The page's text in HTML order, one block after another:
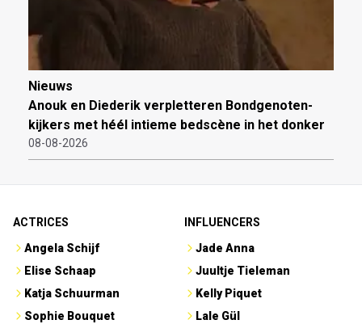
Nieuws
Anouk en Diederik verpletteren Bondgenoten-
kijkers met héél intieme bedscène in het donker
08-08-2026
ACTRICES
Angela Schijf
Elise Schaap
Katja Schuurman
Sophie Bouquet
INFLUENCERS
Jade Anna
Juultje Tieleman
Kelly Piquet
Lale Gül